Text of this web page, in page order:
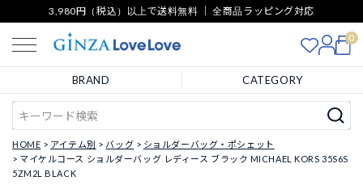
3,980円（税込）以上で送料無料 ｜ 全商品ラッピング対応
0
BRAND CATEGORY
HOME アイテム別 バッグ
ショルダーバッグ・ポシェット
マイケルコース ショルダーバッグ レディース ブラック MICHAEL KORS 35S6S
5ZM2L BLACK